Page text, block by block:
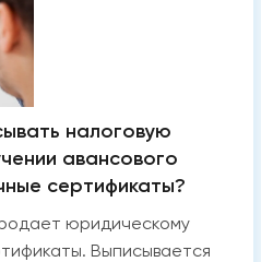
налоговую
авансового
сертификаты?
юридическому
Выписывается